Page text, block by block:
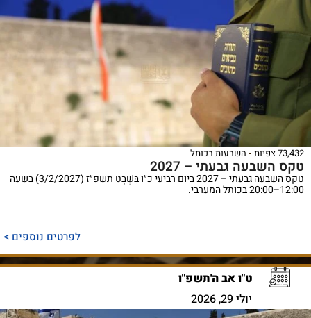
73,432 צפיות השבעות בכותל
טקס השבעה גבעתי – 2027
טקס השבעה גבעתי – 2027 ביום רביעי כ״ו בִּשְׁבָט תשפ״ז (3/2/2027) בשעה
12:00–20:00 בכותל המערבי.
לפרטים נוספים >
ט"ו אב ה'תשפ"ו
יולי 29, 2026